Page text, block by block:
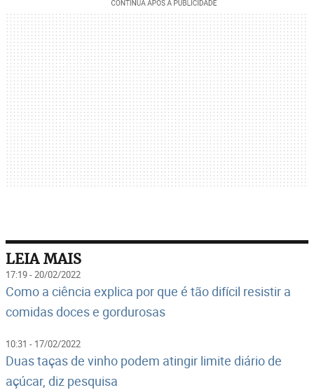
LEIA MAIS
17:19 - 20/02/2022
Como a ciência explica por que é tão difícil resistir a
comidas doces e gordurosas
10:31 - 17/02/2022
Duas taças de vinho podem atingir limite diário de
açúcar, diz pesquisa